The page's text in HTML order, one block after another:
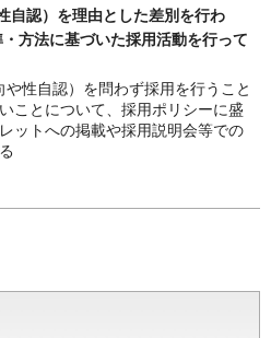
自認）を理由とした差別を行わ
方法に基づいた採用活動を行って
や性自認）を問わず採用を行うこと
ことについて、採用ポリシーに盛
ットへの掲載や採用説明会等での